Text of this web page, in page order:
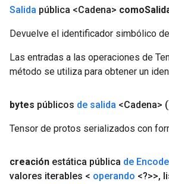
Salida pública <Cadena> como
Devuelve el identificador simbólico
Las entradas a las operaciones de
método se utiliza para obtener un
bytes públicos de salida <Cadena>
Tensor de protos serializados con
creación estática pública de Encode
valores iterables < operando <?>>,